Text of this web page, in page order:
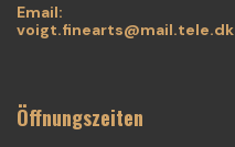
Email:
voigt.finearts@mail.tele.dk
Öffnungszeiten